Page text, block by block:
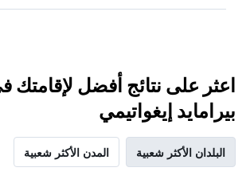
اعثر على نتائج أفضل لإقامتك
بيرامايد إيغواتيمي
البلدان الأكثر شعبية المدن الأكثر شعبية